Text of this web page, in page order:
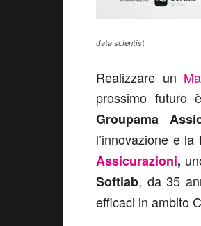
data scientist
Realizzare un
prossimo futuro
Groupama
l’innovazione e
Assicurazioni,
Softlab, da 35
efficaci in ambito